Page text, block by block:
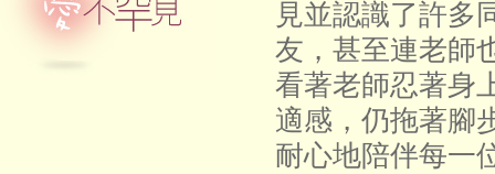
見並認識了許多
友，甚至連老師
看著老師忍著身
適感，仍拖著腳
耐心地陪伴每一